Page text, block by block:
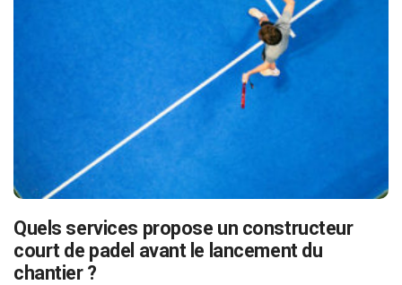
Quels services propose un constructeur
court de padel avant le lancement du
chantier ?